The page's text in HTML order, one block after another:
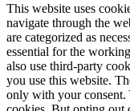
This website uses
navigate through the
are categorized as
essential for the
also use third-party
you use this website.
only with your consent.